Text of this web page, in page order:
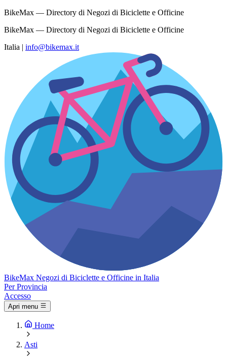
BikeMax — Directory di Negozi di Biciclette e Officine
BikeMax — Directory di Negozi di Biciclette e Officine
Italia | info@bikemax.it
BikeMax Negozi di Biciclette e Officine in Italia
Per Provincia
Accesso
Apri menu
Home
Asti